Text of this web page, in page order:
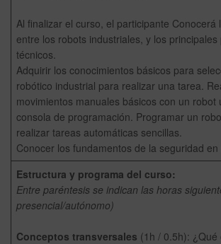
Al finalizar el curso, el participante Conocerá
entre los robots industriales, y los principales
técnicos.
Adquirir los conocimientos básicos para
robótico industrial para realizar una tarea.
movimientos manuales básicos con un robot
consola de programación. Programar un
realizar tareas automáticas sencillas.
Conocer los fundamentos de la seguridad en
Estructura y programa del curso:
Entre paréntesis se indican las horas
presencial/autónomo)
Conceptos transversales (1h / 0.5h): ¿Qué